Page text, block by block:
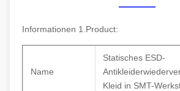
Informationen 1.Product:
Name
Statisches ESD-
Kleid in SMT-